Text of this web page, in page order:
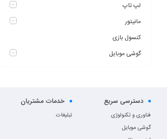
لپ تاپ
مانیتور
کنسول بازی
گوشی موبایل
دسترسی سریع
فناوری و تکنولوژی
گوشی موبایل
خدمات مشتریان
تبلیغات